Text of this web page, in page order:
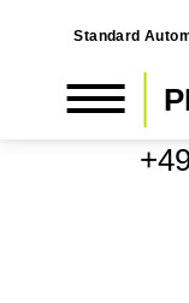
Standard